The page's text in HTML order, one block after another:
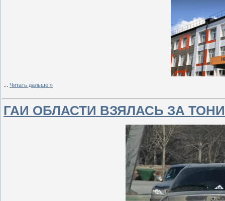
Читать дальше »
ГАИ ОБЛАСТИ ВЗЯЛАСЬ ЗА